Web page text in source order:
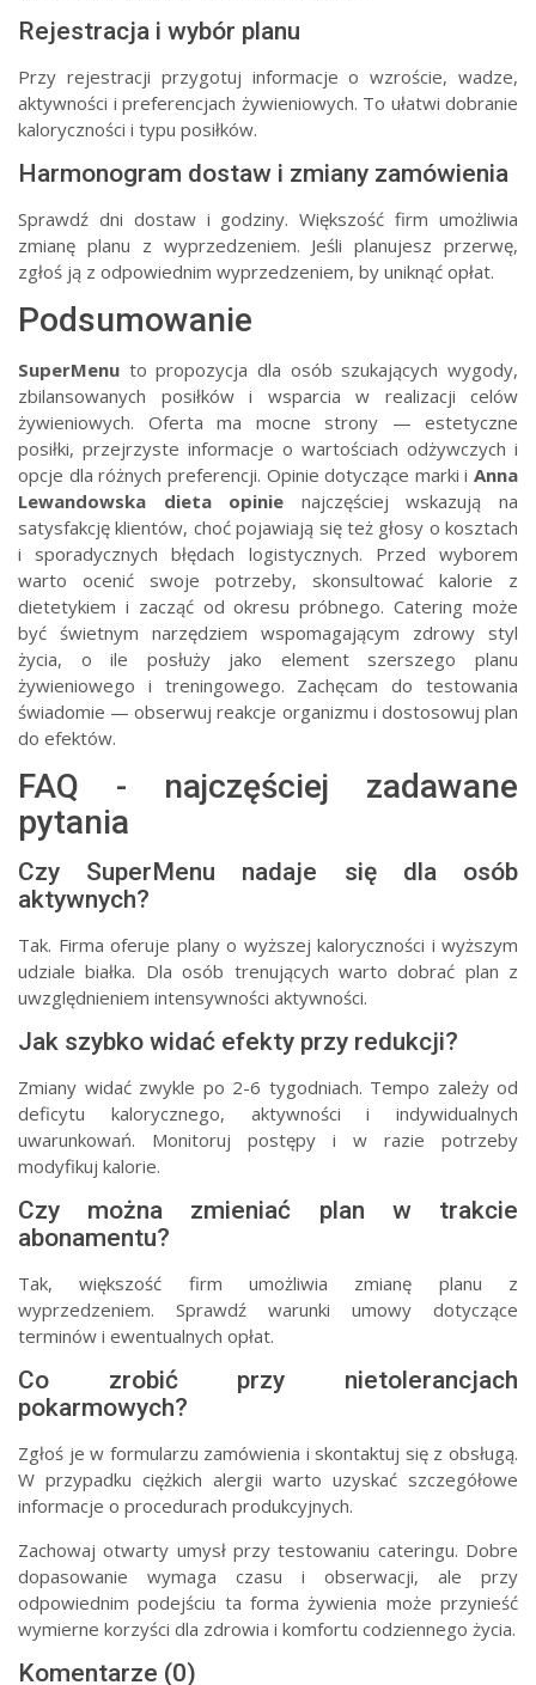
Rejestracja i wybór planu
Przy rejestracji przygotuj informacje o wzroście, wadze,
aktywności i preferencjach żywieniowych. To ułatwi dobranie
kaloryczności i typu posiłków.
Harmonogram dostaw i zmiany zamówienia
Sprawdź dni dostaw i godziny. Większość firm umożliwia
zmianę planu z wyprzedzeniem. Jeśli planujesz przerwę,
zgłoś ją z odpowiednim wyprzedzeniem, by uniknąć opłat.
Podsumowanie
SuperMenu to propozycja dla osób szukających wygody,
zbilansowanych posiłków i wsparcia w realizacji celów
żywieniowych. Oferta ma mocne strony — estetyczne
posiłki, przejrzyste informacje o wartościach odżywczych i
opcje dla różnych preferencji. Opinie dotyczące marki i Anna
Lewandowska dieta opinie najczęściej wskazują na
satysfakcję klientów, choć pojawiają się też głosy o kosztach
i sporadycznych błędach logistycznych. Przed wyborem
warto ocenić swoje potrzeby, skonsultować kalorie z
dietetykiem i zacząć od okresu próbnego. Catering może
być świetnym narzędziem wspomagającym zdrowy styl
życia, o ile posłuży jako element szerszego planu
żywieniowego i treningowego. Zachęcam do testowania
świadomie — obserwuj reakcje organizmu i dostosowuj plan
do efektów.
FAQ - najczęściej zadawane
pytania
Czy SuperMenu nadaje się dla osób
aktywnych?
Tak. Firma oferuje plany o wyższej kaloryczności i wyższym
udziale białka. Dla osób trenujących warto dobrać plan z
uwzględnieniem intensywności aktywności.
Jak szybko widać efekty przy redukcji?
Zmiany widać zwykle po 2-6 tygodniach. Tempo zależy od
deficytu kalorycznego, aktywności i indywidualnych
uwarunkowań. Monitoruj postępy i w razie potrzeby
modyfikuj kalorie.
Czy można zmieniać plan w trakcie
abonamentu?
Tak, większość firm umożliwia zmianę planu z
wyprzedzeniem. Sprawdź warunki umowy dotyczące
terminów i ewentualnych opłat.
Co zrobić przy nietolerancjach
pokarmowych?
Zgłoś je w formularzu zamówienia i skontaktuj się z obsługą.
W przypadku ciężkich alergii warto uzyskać szczegółowe
informacje o procedurach produkcyjnych.
Zachowaj otwarty umysł przy testowaniu cateringu. Dobre
dopasowanie wymaga czasu i obserwacji, ale przy
odpowiednim podejściu ta forma żywienia może przynieść
wymierne korzyści dla zdrowia i komfortu codziennego życia.
Komentarze (0)